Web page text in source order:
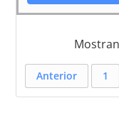
Anterior 1